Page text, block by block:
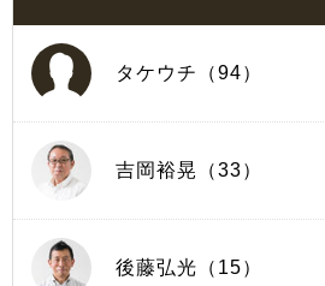
タケウチ（94）
吉岡裕晃（33）
後藤弘光（15）